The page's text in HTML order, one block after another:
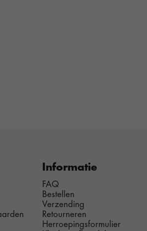
Informatie
FAQ
Bestellen
Verzending
Retourneren
Herroepingsformulier